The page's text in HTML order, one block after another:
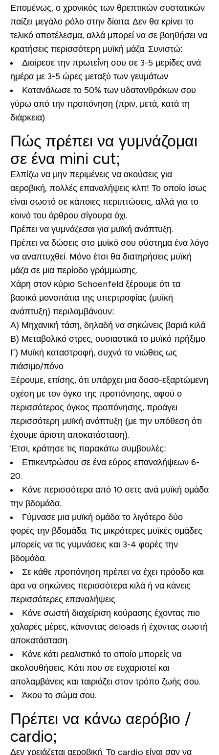
Επομένως, ο χρονικός των θρεπτικών συστατικών
παίζει μεγάλο ρόλο στην δίαιτα. Δεν θα κρίνει το
τελικό αποτέλεσμα, αλλά μπορεί να σε βοηθήσει να
κρατήσεις περισσότερη μυϊκή μάζα. Συνιστώ:
Διαίρεσε την πρωτεΐνη σου σε 3-5 μερίδες ανά
ημέρα με 3-5 ώρες μεταξύ των γευμάτων
Κατανάλωσε το 50% των υδατανθράκων σου
γύρω από την προπόνηση (πριν, μετά, κατά τη
διάρκεια)
Πώς πρέπει να γυμνάζομαι
σε ένα mini cut;
Ελπίζω να μην περιμένεις να ακούσεις για
αεροβική, πολλές επαναλήψεις κλπ! Το οποίο ίσως
είναι σωστό σε κάποιες περιπτώσεις, αλλά για το
κοινό του άρθρου σίγουρα όχι.
Πρέπει να γυμνάζεσαι για μυϊκή ανάπτυξη.
Πρέπει να δώσεις στο μυϊκό σου σύστημα ένα λόγο
να αναπτυχθεί. Μόνο έτσι θα διατηρήσεις μυϊκή
μάζα σε μια περίοδο γράμμωσης.
Χάρη στον κύριο Schoenfeld ξέρουμε ότι τα
βασικά μονοπάτια της υπερτροφίας (μυϊκή
ανάπτυξη) περιλαμβάνουν:
Α) Μηχανική τάση, δηλαδή να σηκώνεις βαριά κιλά
Β) Μεταβολικό στρες, ουσιαστικά το μυϊκό πρήξιμο
Γ) Μυϊκή καταστροφή, συχνά το νιώθεις ως
πιάσιμο/πόνο
Ξέρουμε, επίσης, ότι υπάρχει μια δοσο-εξαρτώμενη
σχέση με τον όγκο της προπόνησης, αφού ο
περισσότερος όγκος προπόνησης, προάγει
περισσότερη μυϊκή ανάπτυξη (με την υπόθεση ότι
έχουμε άριστη αποκατάσταση).
Έτσι, κράτησε τις παρακάτω συμβουλές:
Επικεντρώσου σε ένα εύρος επαναλήψεων 6-
20.
Κάνε περισσότερα από 10 σετς ανά μυϊκή ομάδα
την βδομάδα.
Γύμνασε μια μυϊκή ομάδα το λιγότερο δύο
φορές την βδομάδα. Τις μικρότερες μυϊκές ομάδες
μπορείς να τις γυμνάσεις και 3-4 φορές την
βδομάδα.
Σε κάθε προπόνηση πρέπει να έχει πρόοδο και
άρα να σηκώνεις περισσότερα κιλά ή να κάνεις
περισσότερες επαναλήψεις.
Κάνε σωστή διαχείριση κούρασης έχοντας πιο
χαλαρές μέρες, κάνοντας deloads ή έχοντας σωστή
αποκατάσταση.
Κάνε κάτι ρεαλιστικό το οποίο μπορείς να
ακολουθήσεις. Κάτι που σε ευχαριστεί και
απολαμβάνεις και ταιριάζει στον τρόπο ζωής σου.
Άκου το σώμα σου.
Πρέπει να κάνω αερόβιο /
cardio;
Δεν χρειάζεται αεροβική. Το cardio είναι σαν να